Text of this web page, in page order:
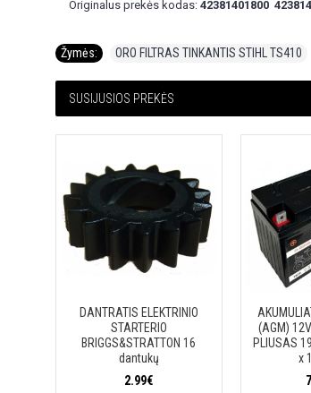
Originalus prekės kodas: 42381401800
Žymės: ORO FILTRAS TINKANTIS STIHL TS410
SUSIJUSIOS PREKĖS
DANTRATIS ELEKTRINIO
STARTERIO
BRIGGS&STRATTON 16
dantukų
2.99€
(AGM)
PLIUSAS
x